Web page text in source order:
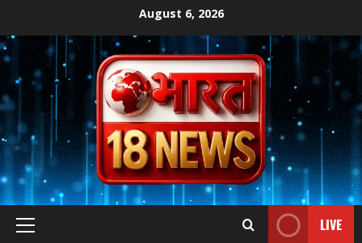
content
August 6, 2026
Primary
LIVE